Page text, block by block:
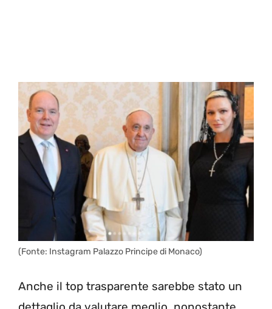
(Fonte: Instagram Palazzo Principe di Monaco)
Anche il top trasparente sarebbe stato un